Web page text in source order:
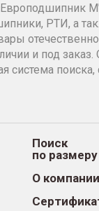
РТИ, а
и под
система
Поиск
по размеру
О компании